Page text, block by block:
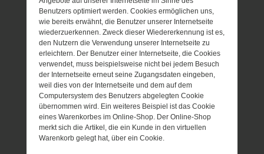
Benutzers optimiert werden. Cookies ermöglichen uns,
wie bereits erwähnt, die Benutzer unserer Internetseite
wiederzuerkennen. Zweck dieser Wiedererkennung ist es,
den Nutzern die Verwendung unserer Internetseite zu
erleichtern. Der Benutzer einer Internetseite, die Cookies
verwendet, muss beispielsweise nicht bei jedem Besuch
der Internetseite erneut seine Zugangsdaten eingeben,
weil dies von der Internetseite und dem auf dem
Computersystem des Benutzers abgelegten Cookie
übernommen wird. Ein weiteres Beispiel ist das Cookie
eines Warenkorbes im Online-Shop. Der Online-Shop
merkt sich die Artikel, die ein Kunde in den virtuellen
Warenkorb gelegt hat, über ein Cookie.